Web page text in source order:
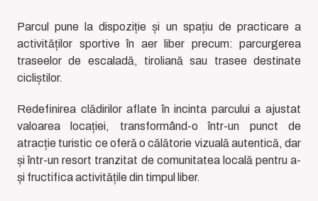
Parcul pune la dispoziție și un spațiu de practicare a
activităților sportive în aer liber precum: parcurgerea
traseelor de escaladă, tiroliană sau trasee destinate
cicliștilor.
Redefinirea clădirilor aflate în incinta parcului a ajustat
valoarea locației, transformând-o într-un punct de
atracție turistic ce oferă o călătorie vizuală autentică, dar
și într-un resort tranzitat de comunitatea locală pentru a-
și fructifica activitățile din timpul liber.